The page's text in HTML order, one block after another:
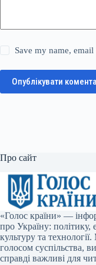
Save my name,
Опублікувати
Про сайт
«Голос країни» —
про Україну: політику,
культуру та
голосом суспільства,
справді важливі для